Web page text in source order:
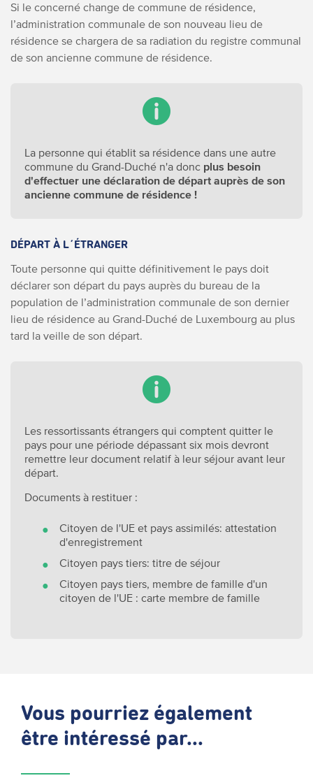
Si le concerné change de commune de résidence,
l’administration communale de son nouveau lieu de
résidence se chargera de sa radiation du registre communal
de son ancienne commune de résidence.
La personne qui établit sa résidence dans une autre
commune du Grand-Duché n'a donc plus besoin
d'effectuer une déclaration de départ auprès de son
ancienne commune de résidence !
DÉPART À L´ÉTRANGER
Toute personne qui quitte définitivement le pays doit
déclarer son départ du pays auprès du bureau de la
population de l’administration communale de son dernier
lieu de résidence au Grand-Duché de Luxembourg au plus
tard la veille de son départ.
Les ressortissants étrangers qui comptent quitter le
pays pour une période dépassant six mois devront
remettre leur document relatif à leur séjour avant leur
départ.
Documents à restituer :
Citoyen de l'UE et pays assimilés: attestation
d'enregistrement
Citoyen pays tiers: titre de séjour
Citoyen pays tiers, membre de famille d'un
citoyen de l'UE : carte membre de famille
Vous pourriez également
être intéressé par...